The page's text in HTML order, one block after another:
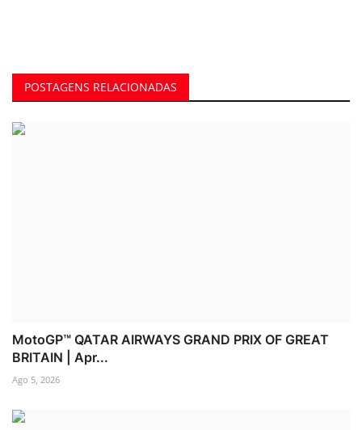
POSTAGENS RELACIONADAS
MotoGP™ QATAR AIRWAYS GRAND PRIX OF GREAT
BRITAIN | Apr...
Ago 5, 2026